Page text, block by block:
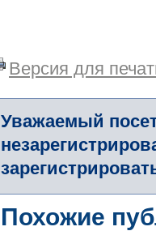
Версия для
Уважаемый
Похожие